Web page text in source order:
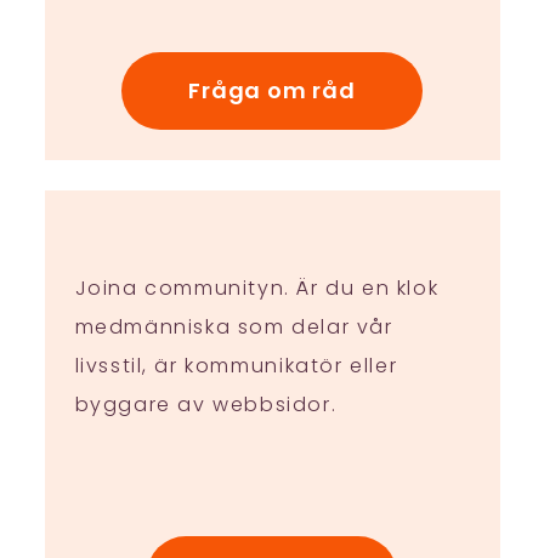
Fråga om råd
Joina communityn. Är du en klok
medmänniska som delar vår
livsstil, är kommunikatör eller
byggare av webbsidor.